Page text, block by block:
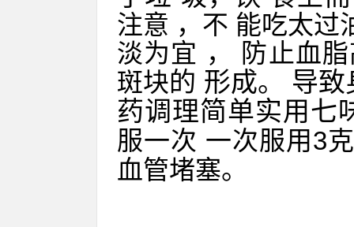
注意 ， 不 能吃太过
淡为宜 ， 防止血脂
斑块的 形成。 导致
药调理简单实用七
服一次 一次服用 3
血管堵塞。